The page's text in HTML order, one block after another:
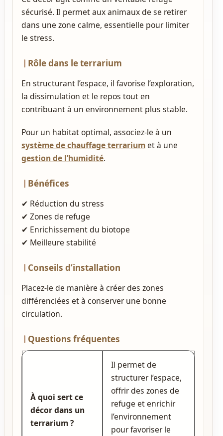
sécurisé. Il permet aux animaux de se retirer
dans une zone calme, essentielle pour limiter
le stress.
Rôle dans le terrarium
En structurant l’espace, il favorise l’exploration,
la dissimulation et le repos tout en
contribuant à un environnement plus stable.
Pour un habitat optimal, associez‑le à un
système de chauffage terrariumet à une
gestion de l’humidité.
Bénéfices
✔ Réduction du stress
✔ Zones de refuge
✔ Enrichissement du biotope
✔ Meilleure stabilité
Conseils d’installation
Placez‑le de manière à créer des zones
différenciées et à conserver une bonne
circulation.
Questions fréquentes
À quoi sert ce
décor dans un
terrarium ?
Il permet de
structurer l’espace,
offrir des zones de
refuge et enrichir
l’environnement
pour favoriser le